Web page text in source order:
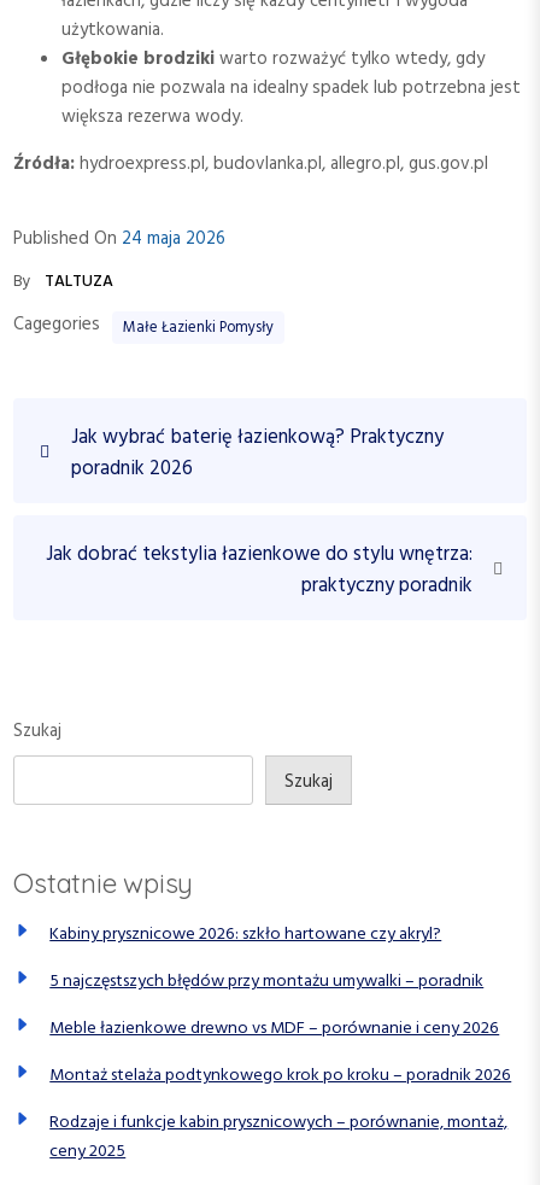
użytkowania.
Głębokie brodzikiwarto rozważyć tylko wtedy, gdy
podłoga nie pozwala na idealny spadek lub potrzebna jest
większa rezerwa wody.
Źródła:hydroexpress.pl, budovlanka.pl, allegro.pl, gus.gov.pl
Published On 24 maja 2026
By TALTUZA
Cagegories Małe Łazienki Pomysły
w
i
u
P
r
e
i
t
Jak wybrać baterię łazienkową? Praktyczny
poradnik 2026
s
t
Jak dobrać tekstylia łazienkowe do stylu wnętrza:
praktyczny poradnik
Szukaj
Szukaj
Ostatnie wpisy
Kabiny prysznicowe 2026: szkło hartowane czy akryl?
5 najczęstszych błędów przy montażu umywalki – poradnik
Meble łazienkowe drewno vs MDF – porównanie i ceny 2026
Montaż stelaża podtynkowego krok po kroku – poradnik 2026
Rodzaje i funkcje kabin prysznicowych – porównanie, montaż,
ceny 2025